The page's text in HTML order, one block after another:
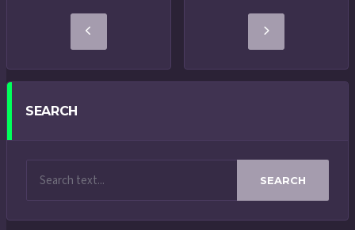
SEARCH
SEARCH